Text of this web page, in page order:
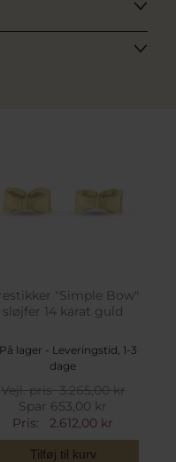
"Simple Bow"
sløjfer 14 karat guld
På lager - Leveringstid, 1-3
dage
Vejl. pris3.265,00 kr
Spar 653,00 kr
Pris:
2.612,00 kr
Tilføj til kurv